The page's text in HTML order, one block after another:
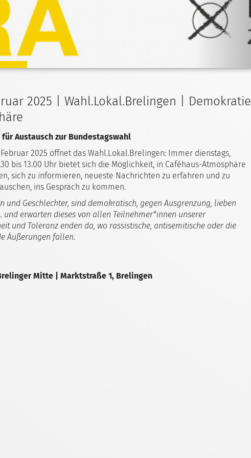
2025 | Wahl.Lokal.Brelingen | Demokratie
Austausch zur Bundestagswahl
2025 öffnet das Wahl.Lokal.Brelingen: Immer dienstags,
bis 13.00 Uhr bietet sich die Möglichkeit, in Caféhaus-Atmosphäre
sich zu informieren, neueste Nachrichten zu erfahren und zu
ins Gespräch zu kommen.
und Geschlechter, sind demokratisch, gegen Ausgrenzung, lieben
und erwarten dieses von allen Teilnehmer*innen unserer
und Toleranz enden da, wo rassistische, antisemitische oder die
Äußerungen fallen.
Mitte | Marktstraße 1, Brelingen